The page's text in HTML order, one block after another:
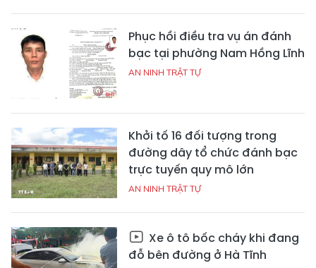
Phục hồi điều tra vụ án đánh
bạc tại phường Nam Hồng Lĩnh
AN NINH TRẬT TỰ
Khởi tố 16 đối tượng trong
đường dây tổ chức đánh bạc
trực tuyến quy mô lớn
AN NINH TRẬT TỰ
Xe ô tô bốc cháy khi đang
đỗ bên đường ở Hà Tĩnh